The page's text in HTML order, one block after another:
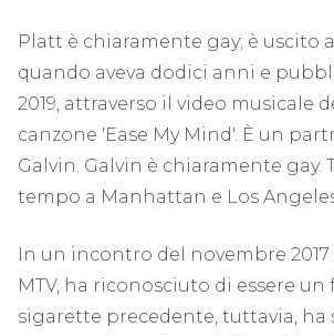
Platt è chiaramente gay; è uscito
quando aveva dodici anni e
2019, attraverso il video musicale
canzone 'Ease My Mind'. È un
Galvin. Galvin è chiaramente gay.
tempo a Manhattan e Los
In un incontro del novembre 2017
MTV, ha riconosciuto di essere
sigarette precedente, tuttavia, ha